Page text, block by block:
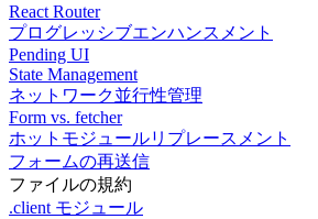
React Router
プログレッシブエンハンスメント
Pending UI
State Management
ネットワーク並行性管理
Form vs. fetcher
ホットモジュールリプレースメント
フォームの再送信
ファイルの規約
.client モジュール